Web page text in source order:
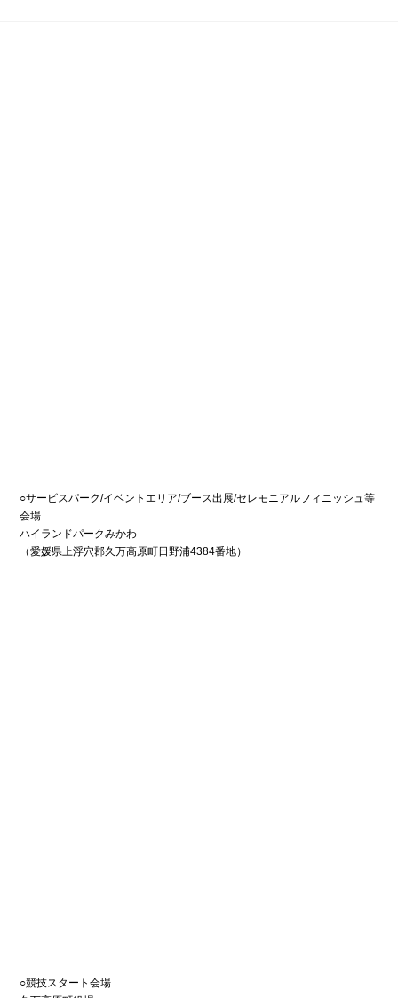
○サービスパーク/イベントエリア/ブース出展/セレモニアルフィニッシュ等
会場
ハイランドパークみかわ
（愛媛県上浮穴郡久万高原町日野浦4384番地）
○競技スタート会場